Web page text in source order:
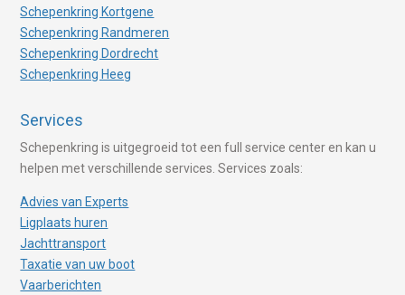
Schepenkring Kortgene
Schepenkring Randmeren
Schepenkring Dordrecht
Schepenkring Heeg
Services
Schepenkring is uitgegroeid tot een full service center en kan u
helpen met verschillende services. Services zoals:
Advies van Experts
Ligplaats huren
Jachttransport
Taxatie van uw boot
Vaarberichten